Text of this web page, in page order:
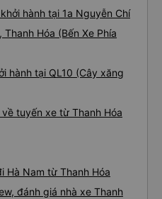
hành tại 1a Nguyễn Chí
Hóa (Bến Xe Phía
hành tại QL10 (Cây xăng
tuyến xe từ Thanh Hóa
Hà Nam từ Thanh Hóa
đánh giá nhà xe Thanh